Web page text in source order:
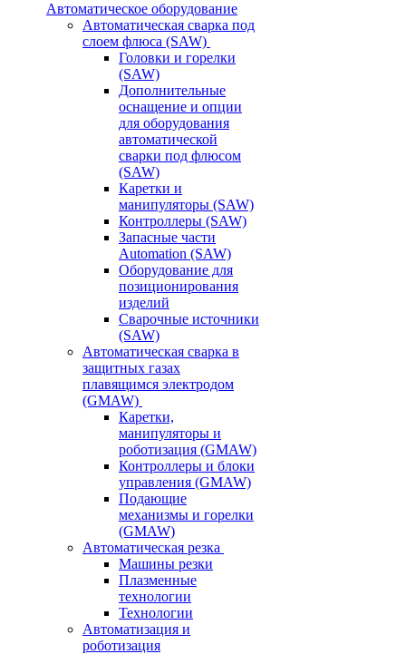
Автоматическое оборудование
Автоматическая сварка под
слоем флюса (SAW)
Головки и горелки
(SAW)
Дополнительные
оснащение и опции
для оборудования
автоматической
сварки под флюсом
(SAW)
Каретки и
манипуляторы (SAW)
Контроллеры (SAW)
Запасные части
Automation (SAW)
Оборудование для
позиционирования
изделий
Сварочные источники
(SAW)
Автоматическая сварка в
защитных газах
плавящимся электродом
(GMAW)
Каретки,
манипуляторы и
роботизация (GMAW)
Контроллеры и блоки
управления (GMAW)
Подающие
механизмы и горелки
(GMAW)
Автоматическая резка
Машины резки
Плазменные
технологии
Технологии
Автоматизация и
роботизация